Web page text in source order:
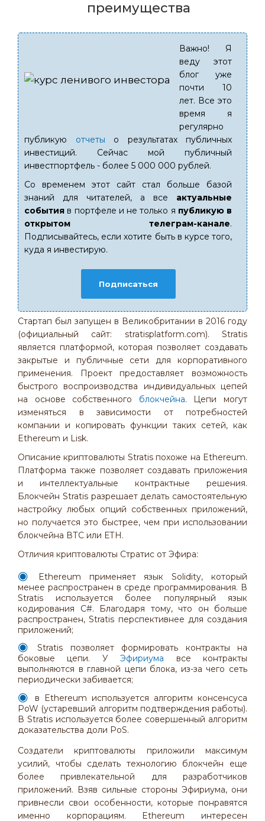
преимущества
Важно! Я
веду этот
блог уже
почти 10
лет. Все это
время я
регулярно
публикую отчеты о результатах публичных
инвестиций. Сейчас мой публичный
инвестпортфель - более 5 000 000 рублей.
Со временем этот сайт стал больше базой
знаний для читателей, а все актуальные
события в портфеле и не только я публикую в
открытом телеграм-канале.
Подписывайтесь, если хотите быть в курсе того,
куда я инвестирую.
Подписаться
Стартап был запущен в Великобритании в 2016 году
(официальный сайт: stratisplatform.com). Stratis
является платформой, которая позволяет создавать
закрытые и публичные сети для корпоративного
применения. Проект предоставляет возможность
быстрого воспроизводства индивидуальных цепей
на основе собственного блокчейна. Цепи могут
изменяться в зависимости от потребностей
компании и копировать функции таких сетей, как
Ethereum и Lisk.
Описание криптовалюты Stratis похоже на Ethereum.
Платформа также позволяет создавать приложения
и интеллектуальные контрактные решения.
Блокчейн Stratis разрешает делать самостоятельную
настройку любых опций собственных приложений,
но получается это быстрее, чем при использовании
блокчейна ВТС или ЕТН.
Отличия криптовалюты Стратис от Эфира:
Ethereum применяет язык Solidity, который
менее распространен в среде программирования. В
Stratis используется более популярный язык
кодирования С#. Благодаря тому, что он больше
распространен, Stratis перспективнее для создания
приложений;
Stratis позволяет формировать контракты на
боковые цепи. УЭфириума все контракты
выполняются в главной цепи блока, из-за чего сеть
периодически забивается;
в Ethereum используется алгоритм консенсуса
PoW (устаревший алгоритм подтверждения работы).
В Stratis используется более совершенный алгоритм
доказательства доли PoS.
Создатели криптовалюты приложили максимум
усилий, чтобы сделать технологию блокчейн еще
более привлекательной для разработчиков
приложений. Взяв сильные стороны Эфириума, они
привнесли свои особенности, которые понравятся
именно корпорациям. Ethereum интересен